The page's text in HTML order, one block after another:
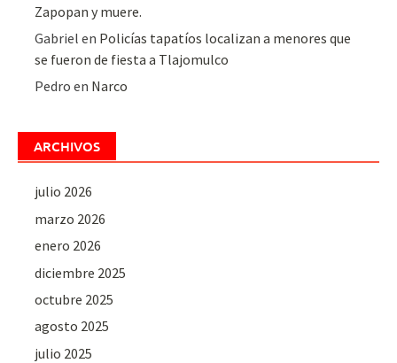
Zapopan y muere.
Gabriel en Policías tapatíos localizan a menores que
se fueron de fiesta a Tlajomulco
Pedro en Narco
ARCHIVOS
julio 2026
marzo 2026
enero 2026
diciembre 2025
octubre 2025
agosto 2025
julio 2025